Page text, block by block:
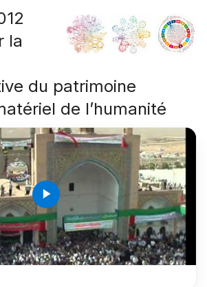
la
du patrimoine
de l’humanité
play_arrow